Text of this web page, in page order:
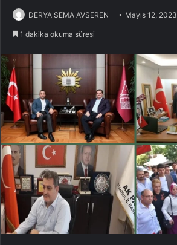
DERYA SEMA AVSEREN Mayıs 12, 2023
1 dakika okuma süresi